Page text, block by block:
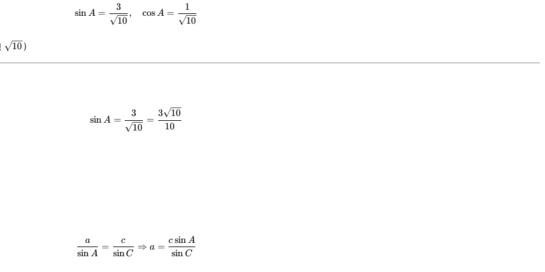
\sin A = \frac{3}{\sqrt{10}},\quad \cos A = \frac{1}{\sqrt{10}}
sin A =
10
3
, cos A =
10
1
\ 10）
\sin A = \frac{3}{\sqrt{10}} = \frac{3\sqrt{10}}{10}
sin A =
10
3
=
10
3 10
\frac{a}{\sin A} = \frac{c}{\sin C} \Rightarrow a = \frac{c \sin A}{\sin C}
sin A
a
=
sinC
c
⇒ a =
sin C
c sin A